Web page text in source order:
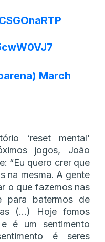
March
‘reset mental’
jogos, João
“Eu quero crer que
na mesma. A gente
o que fazemos nas
batermos de
(…) Hoje fomos
é um sentimento
é seres